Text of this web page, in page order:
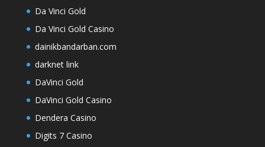
Da Vinci Gold
Da Vinci Gold Casino
dainikbandarban.com
darknet link
DaVinci Gold
DaVinci Gold Casino
Dendera Casino
Digits 7 Casino